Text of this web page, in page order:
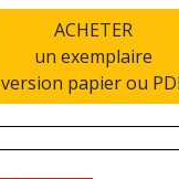
ACHETER
un exemplaire
version papier ou